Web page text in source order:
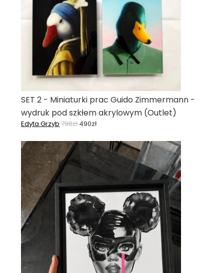
SET 2 - Miniaturki prac Guido Zimmermann -
wydruk pod szkłem akrylowym (Outlet)
Edyta Grzyb 798zł490zł